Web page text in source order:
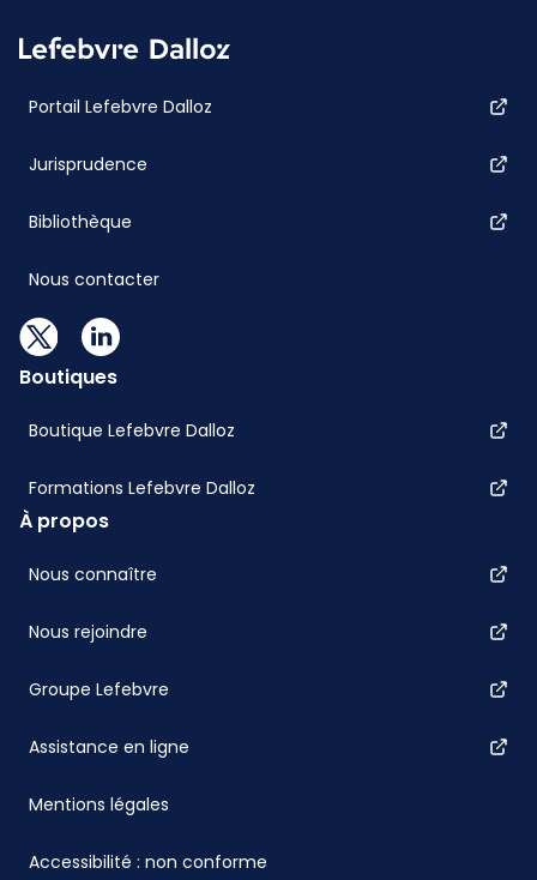
Portail Lefebvre Dalloz
Jurisprudence
Bibliothèque
Nous contacter
Boutiques
Boutique Lefebvre Dalloz
Formations Lefebvre Dalloz
À propos
Nous connaître
Nous rejoindre
Groupe Lefebvre
Assistance en ligne
Mentions légales
Accessibilité : non conforme